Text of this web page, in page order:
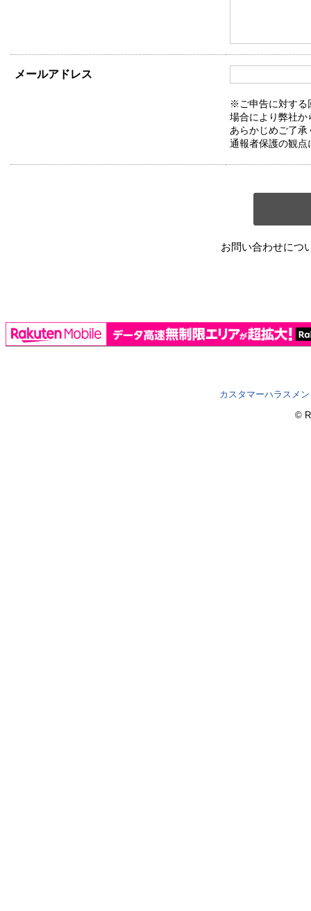
メールアドレス
※ご申告に対する
場合により弊社か
あらかじめご了承
通報者保護の観点
お問い合わせにつ
カスタマーハラスメ
©